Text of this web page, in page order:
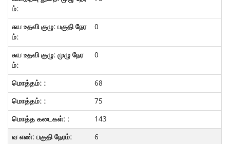
0
0
68
75
143
6